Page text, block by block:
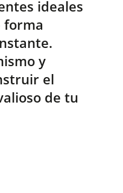
ideales
forma
y
el
de tu